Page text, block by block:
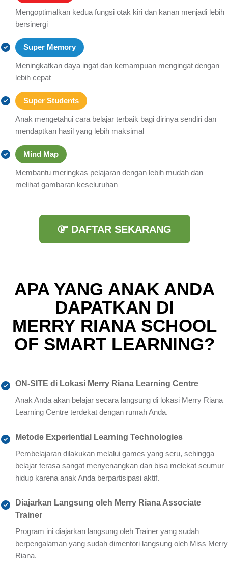
Mengoptimalkan kedua fungsi otak kiri dan kanan menjadi lebih
bersinergi
Super Memory
Meningkatkan daya ingat dan kemampuan mengingat dengan
lebih cepat
Super Students
Anak mengetahui cara belajar terbaik bagi dirinya sendiri dan
mendaptkan hasil yang lebih maksimal
Mind Map
Membantu meringkas pelajaran dengan lebih mudah dan
melihat gambaran keseluruhan
DAFTAR SEKARANG
APA YANG ANAK ANDA
DAPATKAN DI
MERRY RIANA SCHOOL
OF SMART LEARNING?
ON-SITE di Lokasi Merry Riana Learning Centre
Anak Anda akan belajar secara langsung di lokasi Merry Riana
Learning Centre terdekat dengan rumah Anda.
Metode Experiential Learning Technologies
Pembelajaran dilakukan melalui games yang seru, sehingga
belajar terasa sangat menyenangkan dan bisa melekat seumur
hidup karena anak Anda berpartisipasi aktif.
Diajarkan Langsung oleh Merry Riana Associate
Trainer
Program ini diajarkan langsung oleh Trainer yang sudah
berpengalaman yang sudah dimentori langsung oleh Miss Merry
Riana.